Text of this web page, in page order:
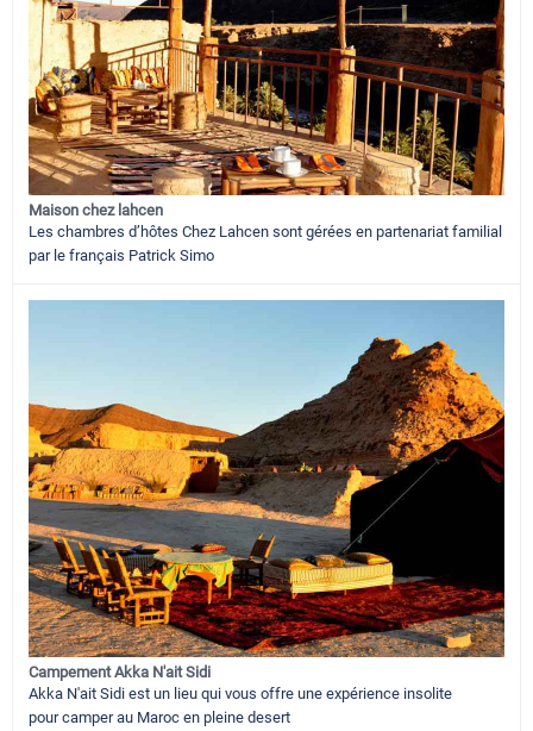
Maison chez lahcen
Les chambres d’hôtes Chez Lahcen sont gérées en partenariat familial
par le français Patrick Simo
Campement Akka N'ait Sidi
Akka N'ait Sidi est un lieu qui vous offre une expérience insolite
pour camper au Maroc en pleine desert